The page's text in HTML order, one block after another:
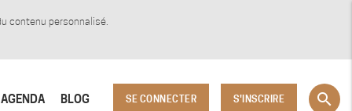
contenu personnalisé.
SE CONNECTER S'INSCRIRE search
AGENDA BLOG